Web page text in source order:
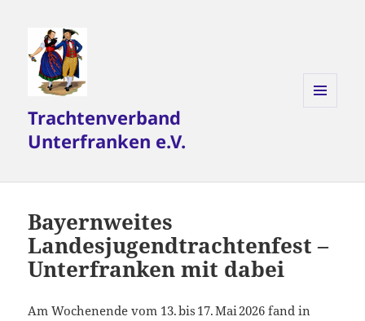
Trachtenverband
Unterfranken e.V.
Bayernweites
Landesjugendtrachtenfest –
Unterfranken mit dabei
Am Wochenende vom 13. bis 17. Mai 2026 fand in